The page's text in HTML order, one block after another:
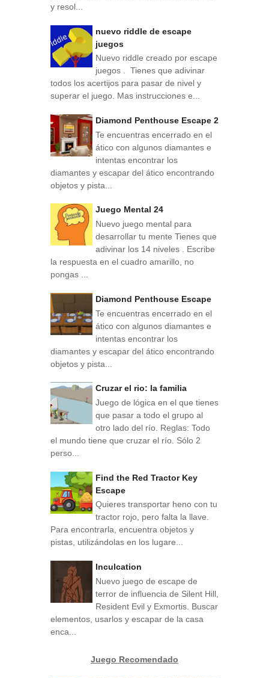
y resol...
nuevo riddle de escape
juegos
Nuevo riddle creado por escape
juegos . Tienes que adivinar
todos los acertijos para pasar de nivel y
superar el juego. Mas instrucciones e...
Diamond Penthouse Escape 2
Te encuentras encerrado en el
ático con algunos diamantes e
intentas encontrar los
diamantes y escapar del ático encontrando
objetos y pista...
Juego Mental 24
Nuevo juego mental para
desarrollar tu mente Tienes que
adivinar los 14 niveles . Escribe
la respuesta en el cuadro amarillo, no
pongas ...
Diamond Penthouse Escape
Te encuentras encerrado en el
ático con algunos diamantes e
intentas encontrar los
diamantes y escapar del ático encontrando
objetos y pista...
Cruzar el rio: la familia
Juego de lógica en el que tienes
que pasar a todo el grupo al
otro lado del río. Reglas: Todo
el mundo tiene que cruzar el río. Sólo 2
perso...
Find the Red Tractor Key
Escape
Quieres transportar heno con tu
tractor rojo, pero falta la llave.
Para encontrarla, encuentra objetos y
pistas, utilizándolas en los lugare...
Inculcation
Nuevo juego de escape de
terror de influencia de Silent Hill,
Resident Evil y Exmortis. Buscar
elementos, usarlos y escapar de la casa
enca...
Juego Recomendado